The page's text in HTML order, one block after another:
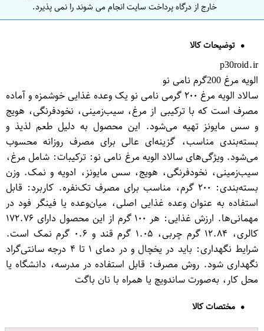
خارج از درگاه پرداخت سایت انجام می شوند را نمی پذیرد.
توضیحات کالا
p30roid.ir
الویه مرغ 200گرم نامی نو
سالاد الویه مرغ ۲۰۰ گرمی نامی نو یک وعده غذایی خوشمزه و آماده
مصرف است که با ترکیبی از مرغ، سیب‌زمینی، نخودفرنگی، هویج
و سس مایونز تهیه می‌شود. این محصول به دلیل طعم لذیذ و
بسته‌بندی مناسب، گزینه‌ای عالی برای مصرف روزانه محسوب
می‌شود. ویژگی‌های سالاد الویه مرغ نامی نو: ترکیبات: شامل مرغ،
سیب‌زمینی، نخودفرنگی، هویج، سس مایونز، ادویه و نمک. وزن
بسته‌بندی: ۲۰۰ گرم، مناسب برای مصرف تک‌نفره. کاربرد: قابل
استفاده به عنوان وعده غذایی اصلی، میان‌وعده یا فینگر فود در
مهمانی‌ها. ارزش غذایی: هر ۱۰۰ گرم از این محصول دارای ۱۷۲.۷۶
کالری، ۱۲.۸۴ گرم چربی، ۱.۰۵ گرم قند و ۰.۶ گرم نمک است.
شرایط نگهداری: باید در یخچال و در دمای ۱ تا ۴ درجه سانتی‌گراد
نگهداری شود. روش مصرف: قابل استفاده در مدرسه، دانشگاه یا
محل کار، به‌صورت ساندویچ یا همراه با نان باگت
مختصات کالا